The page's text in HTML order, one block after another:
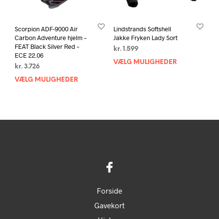
Scorpion ADF-9000 Air
Carbon Adventure hjelm –
FEAT Black Silver Red –
ECE 22.06
kr. 3.726
VÆLG MULIGHEDER
varianter.
på
varesiden
Lindstrands Softshell
Jakke Fryken Lady Sort
kr.1.599
VÆLG MULIGHEDER
Forside
Gavekort